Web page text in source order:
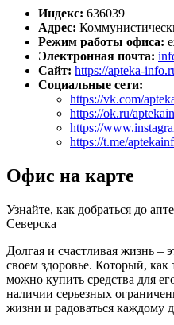
Индекс: 636039
Адрес:
Режим работы офиса:
Электронная почта:
Сайт: https://apteka-
Социальные сети:
https://vk.com/
https://ok.ru/
https://
https://t.me/
Офис на карте
Узнайте, как добраться до
Северска
Долгая и счастливая жизнь –
своем здоровье. Который,
можно купить средства для
наличии серьезных
жизни и радоваться каждому